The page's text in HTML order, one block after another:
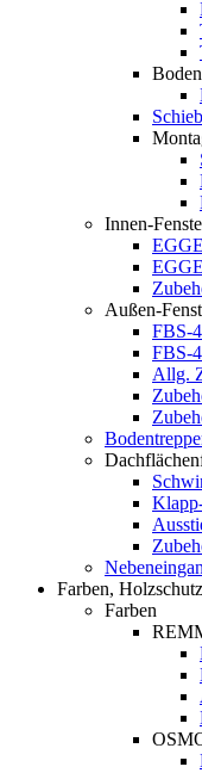
Innen-
Außen-
FBS-
FBS-
Allg.
Farben, Holzschutz
Farben